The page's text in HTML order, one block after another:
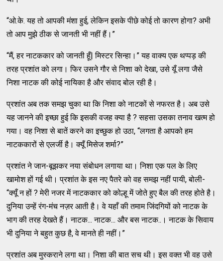
“ओ.के. यह तो आपकी मंशा हुई, लेकिन इसके पीछे कोई तो कारण होगा? अभी
तो आप मुझे ठीक से जानती भी नहीं हैं।”
“मैं, हर नाटककार को जानती हूँ| मिस्टर सिन्हा।” यह वाक्य एक थप्पड़ की
तरह प्रशांत को लगा। फिर उसने गौर से निशा को देखा, उसे यूँ लगा जैसे
निशा नाटक की कोई नायिका है और संवाद बोल रही है।
प्रशांत अब तक समझ चुका था कि निशा को नाटकों से नफरत है। अब उसे
यह जानने की इच्छा हुई कि इसकी वजह क्या है ? सहसा उसका तनाव खत्म हो
गया। वह निशा से बातें करने का इच्छुक हो उठा, “लगता है आपको हम
नाटककारों से एलर्जी है। क्यूँ मिसेज शर्मा?”
प्रशांत ने जान-बूझकर नया संबोधन लगाया था। निशा एक पल के लिए
खामोश हों गई थी। प्रशांत के इस नए पैतरे को वह समझ नहीं पायी, बोली-
“क्यूँ न हों ? मेरी नजर में नाटककार को कोल्हू में जोते हुए बैल की तरह होते है।
दुनिया उन्हें रंग-मंच नज़र आती है। वे यहाँ की तमाम जिंदगियों को नाटक के
भाग की तरह देखते हैं। नाटक... नाटक... और बस नाटक..। नाटक के सिवाय
भी दुनिया ने बहुत कुछ है, वे मानते ही नहीं।”
प्रशांत अब मुस्कराने लगा था। निशा की बात सच थी। इस वक्त भी वह उसे